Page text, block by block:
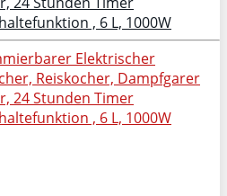
, 6 L, 1000W